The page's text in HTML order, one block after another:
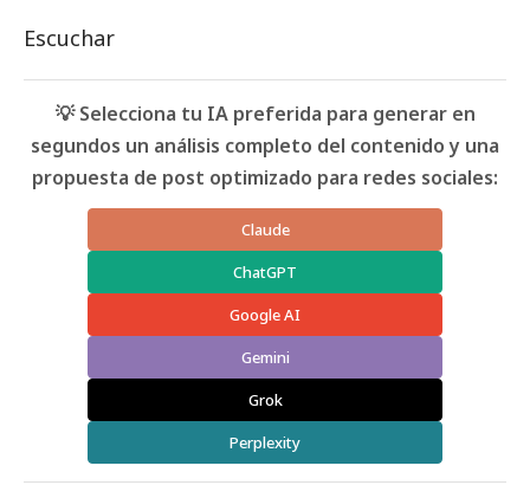
Escuchar
💡 Selecciona tu IA preferida para generar en
segundos un análisis completo del contenido y una
propuesta de post optimizado para redes sociales:
Claude
ChatGPT
Google AI
Gemini
Grok
Perplexity